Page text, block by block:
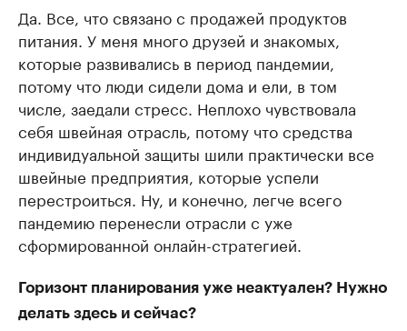
Да. Все, что связано с продажей продуктов
питания. У меня много друзей и знакомых,
которые развивались в период пандемии,
потому что люди сидели дома и ели, в том
числе, заедали стресс. Неплохо чувствовала
себя швейная отрасль, потому что средства
индивидуальной защиты шили практически все
швейные предприятия, которые успели
перестроиться. Ну, и конечно, легче всего
пандемию перенесли отрасли с уже
сформированной онлайн-стратегией.
Горизонт планирования уже неактуален? Нужно
делать здесь и сейчас?